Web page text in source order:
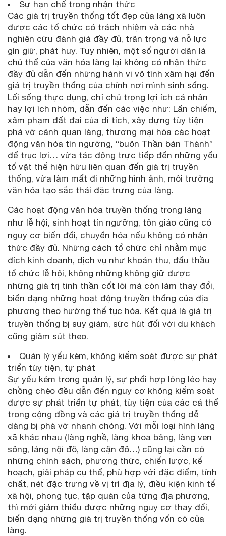
Sự hạn chế trong nhận thức
Các giá trị truyền thống tốt đẹp của làng xã luôn
được các tổ chức có trách nhiệm và các nhà
nghiên cứu đánh giá đầy đủ, trân trọng và nỗ lực
gìn giữ, phát huy. Tuy nhiên, một số người dân là
chủ thể của văn hóa làng lại không có nhận thức
đầy đủ dẫn đến những hành vi vô tình xâm hại đến
giá trị truyền thống của chính nơi mình sinh sống.
Lối sống thực dụng, chỉ chú trọng lợi ích cá nhân
hay lợi ích nhóm, dẫn đến các việc như: Lấn chiếm,
xâm phạm đất đai của di tích, xây dựng tùy tiện
phá vỡ cảnh quan làng, thương mại hóa các hoạt
động văn hóa tín ngưỡng, “buôn Thần bán Thánh”
để trục lợi… vừa tác động trực tiếp đến những yếu
tố vật thể hiện hữu liên quan đến giá trị truyền
thống, vừa làm mất đi những hình ảnh, môi trường
văn hóa tạo sắc thái đặc trưng của làng.
Các hoạt động văn hóa truyền thống trong làng
như lễ hội, sinh hoạt tín ngưỡng, tôn giáo cũng có
nguy cơ biến đổi, chuyển hóa nếu không có nhận
thức đầy đủ. Những cách tổ chức chỉ nhằm mục
đích kinh doanh, dịch vụ như khoán thu, đấu thầu
tổ chức lễ hội, không những không giữ được
những giá trị tinh thần cốt lõi mà còn làm thay đổi,
biến dạng những hoạt động truyền thống của địa
phương theo hướng thế tục hóa. Kết quả là giá trị
truyền thống bị suy giảm, sức hút đối với du khách
cũng giảm sút theo.
Quản lý yếu kém, không kiểm soát được sự phát
triển tùy tiện, tự phát
Sự yếu kém trong quản lý, sự phối hợp lỏng lẻo hay
chồng chéo đều dẫn đến nguy cơ không kiểm soát
được sự phát triển tự phát, tùy tiện của các cá thể
trong cộng đồng và các giá trị truyền thống dễ
dàng bị phá vỡ nhanh chóng. Với mỗi loại hình làng
xã khác nhau (làng nghề, làng khoa bảng, làng ven
sông, làng nội đô, làng cận đô…) cũng lại cần có
những chính sách, phương thức, chiến lược, kế
hoạch, giải pháp cụ thể, phù hợp với đặc điểm, tính
chất, nét đặc trưng về vị trí địa lý, điều kiện kinh tế
xã hội, phong tục, tập quán của từng địa phương,
thì mới giảm thiểu được những nguy cơ thay đổi,
biến dạng những giá trị truyền thống vốn có của
làng.